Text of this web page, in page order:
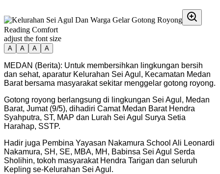
Reading Comfort
adjust the font size
A A A A
MEDAN (Berita): Untuk membersihkan lingkungan bersih
dan sehat, aparatur Kelurahan Sei Agul, Kecamatan Medan
Barat bersama masyarakat sekitar menggelar gotong royong.
Gotong royong berlangsung di lingkungan Sei Agul, Medan
Barat, Jumat (9/5), dihadiri Camat Medan Barat Hendra
Syahputra, ST, MAP dan Lurah Sei Agul Surya Setia
Harahap, SSTP.
Hadir juga Pembina Yayasan Nakamura School Ali Leonardi
Nakamura, SH, SE, MBA, MH, Babinsa Sei Agul Serda
Sholihin, tokoh masyarakat Hendra Tarigan dan seluruh
Kepling se-Kelurahan Sei Agul.